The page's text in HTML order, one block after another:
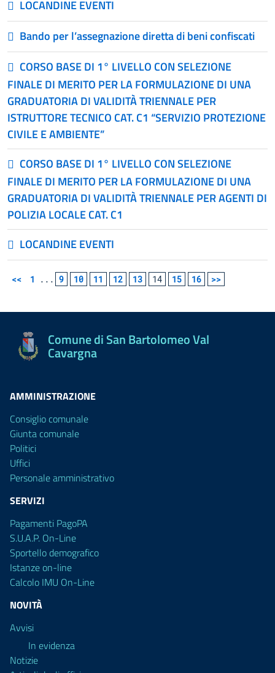
LOCANDINE EVENTI
Bando per l’assegnazione diretta di beni confiscati
CORSO BASE DI 1° LIVELLO CON SELEZIONE
FINALE DI MERITO PER LA FORMULAZIONE DI UNA
GRADUATORIA DI VALIDITÀ TRIENNALE PER
ISTRUTTORE TECNICO CAT. C1 “SERVIZIO PROTEZIONE
CIVILE E AMBIENTE”
CORSO BASE DI 1° LIVELLO CON SELEZIONE
FINALE DI MERITO PER LA FORMULAZIONE DI UNA
GRADUATORIA DI VALIDITÀ TRIENNALE PER AGENTI DI
POLIZIA LOCALE CAT. C1
LOCANDINE EVENTI
<< 1 ... 9 10 11 12 13 14 15 16 >>
Comune di San Bartolomeo Val
Cavargna
AMMINISTRAZIONE
Consiglio comunale
Giunta comunale
Politici
Uffici
Personale amministrativo
SERVIZI
Pagamenti PagoPA
S.U.A.P. On-Line
Sportello demografico
Istanze on-line
Calcolo IMU On-Line
NOVITÀ
Avvisi
In evidenza
Notizie